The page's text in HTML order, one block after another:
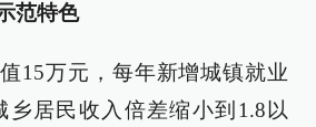
范特色
15万元，每年新增城镇就业
乡居民收入倍差缩小到1.8以